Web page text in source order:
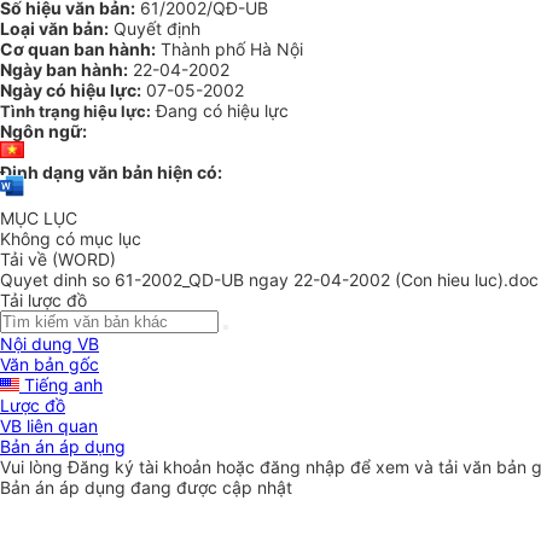
Số hiệu văn bản: 61/2002/QĐ-UB
Loại văn bản: Quyết định
Cơ quan ban hành: Thành phố Hà Nội
Ngày ban hành: 22-04-2002
Ngày có hiệu lực: 07-05-2002
Tình trạng hiệu lực: Đang có hiệu lực
Ngôn ngữ:
Định dạng văn bản hiện có:
MỤC LỤC
Không có mục lục
Tải về (WORD)
Quyet dinh so 61-2002_QD-UB ngay 22-04-2002 (Con hieu luc).doc
Tải lược đồ
Nội dung VB
Văn bản gốc
Tiếng anh
Lược đồ
VB liên quan
Bản án áp dụng
Vui lòngĐăng ký tài khoản hoặc đăng nhập để xem và tải văn bản
Bản án áp dụng đang được cập nhật